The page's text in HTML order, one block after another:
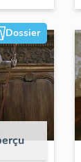
Dossier